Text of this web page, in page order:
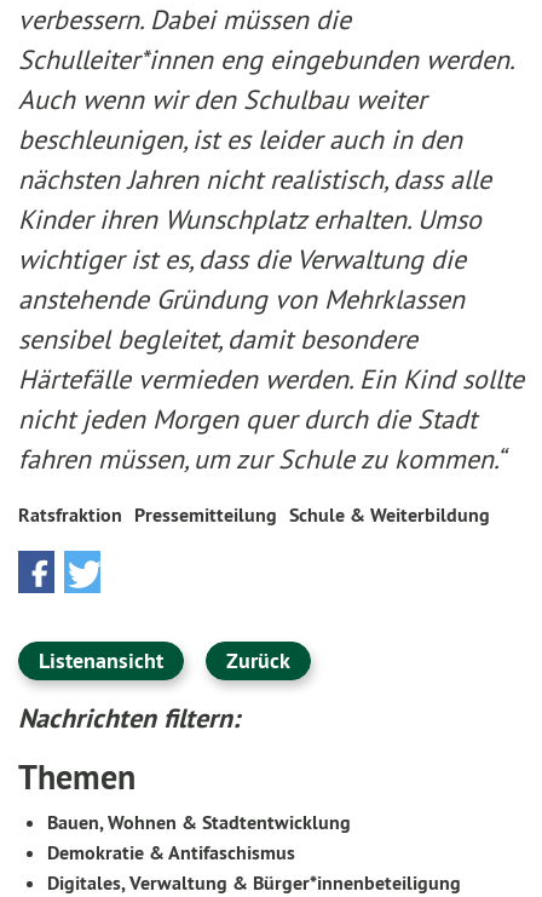
verbessern. Dabei müssen die
Schulleiter*innen eng eingebunden werden.
Auch wenn wir den Schulbau weiter
beschleunigen, ist es leider auch in den
nächsten Jahren nicht realistisch, dass alle
Kinder ihren Wunschplatz erhalten. Umso
wichtiger ist es, dass die Verwaltung die
anstehende Gründung von Mehrklassen
sensibel begleitet, damit besondere
Härtefälle vermieden werden. Ein Kind sollte
nicht jeden Morgen quer durch die Stadt
fahren müssen, um zur Schule zu kommen.“
Ratsfraktion Pressemitteilung Schule & Weiterbildung
Listenansicht Zurück
Nachrichten filtern:
Themen
Bauen, Wohnen & Stadtentwicklung
Demokratie & Antifaschismus
Digitales, Verwaltung & Bürger*innenbeteiligung